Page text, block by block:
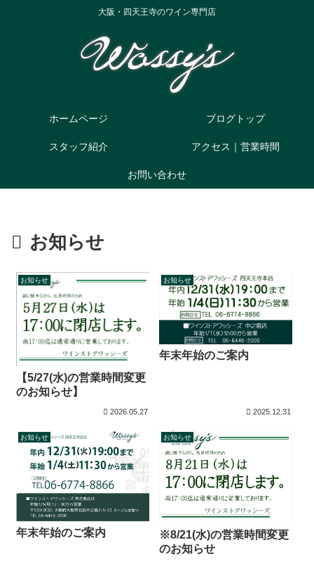
大阪・四天王寺のワイン専門店
ホームページ ブログトップ
スタッフ紹介 アクセス｜営業時間
お問い合わせ
お知らせ
お知らせ
【5/27(水)の営業時間変更
のお知らせ】
2026.05.27
お知らせ
年末年始のご案内
2025.12.31
お知らせ
年末年始のご案内
お知らせ
※8/21(水)の営業時間変更
のお知らせ